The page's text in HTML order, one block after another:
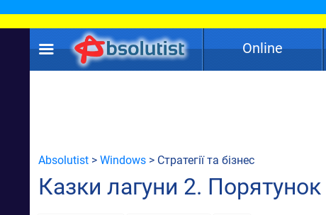
Online
Absolutist > Windows > Стратегії та бізнес
Казки лагуни 2.